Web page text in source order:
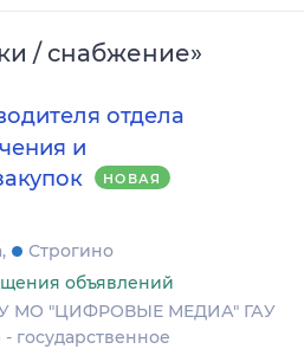
/ снабжение»
отдела
и
НОВАЯ
Строгино
объявлений
МО "ЦИФРОВЫЕ МЕДИА" ГАУ